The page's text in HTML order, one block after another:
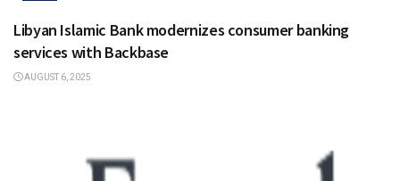
Libyan Islamic Bank modernizes consumer banking
services with Backbase
AUGUST 6, 2025